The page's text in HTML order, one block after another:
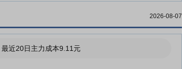
2026-08-07
近20日主力成本9.11元